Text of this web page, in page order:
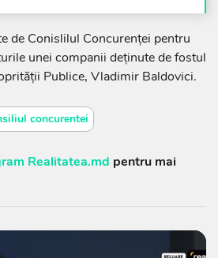
de Conislilul Concurenței pentru
unei companii deținute de fostul
Publice, Vladimir Baldovici.
concurentei
Realitatea.md pentru mai